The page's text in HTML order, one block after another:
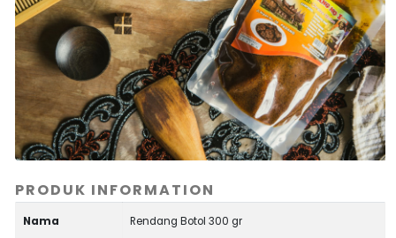
PRODUK INFORMATION
Nama Rendang Botol 300 gr